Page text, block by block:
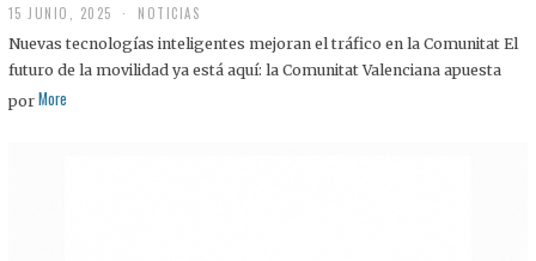
15 JUNIO, 2025 NOTICIAS
Nuevas tecnologías inteligentes mejoran el tráfico en la Comunitat El
futuro de la movilidad ya está aquí: la Comunitat Valenciana apuesta
por More